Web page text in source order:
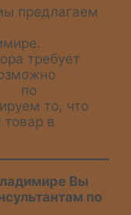
предлагаем
требует
по
то, что
товар в
Вы
по